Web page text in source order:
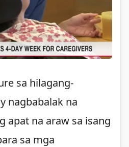
sa hilagang-
nagbabalak na
apat na araw sa isang
sa mga